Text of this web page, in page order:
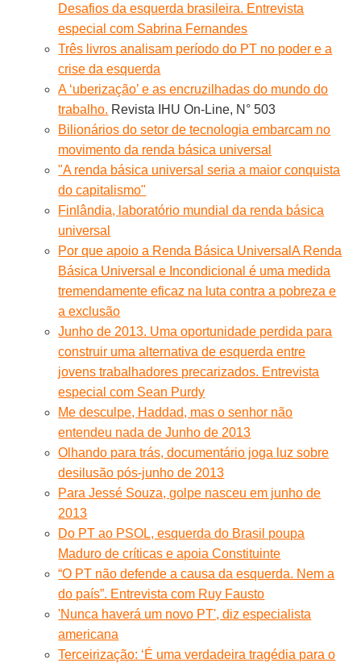
Desafios da esquerda brasileira. Entrevista
especial com Sabrina Fernandes
Três livros analisam período do PT no poder e a
crise da esquerda
A ‘uberização’ e as encruzilhadas do mundo do
trabalho. Revista IHU On-Line, N° 503
Bilionários do setor de tecnologia embarcam no
movimento da renda básica universal
"A renda básica universal seria a maior conquista
do capitalismo"
Finlândia, laboratório mundial da renda básica
universal
Por que apoio a Renda Básica UniversalA Renda
Básica Universal e Incondicional é uma medida
tremendamente eficaz na luta contra a pobreza e
a exclusão
Junho de 2013. Uma oportunidade perdida para
construir uma alternativa de esquerda entre
jovens trabalhadores precarizados. Entrevista
especial com Sean Purdy
Me desculpe, Haddad, mas o senhor não
entendeu nada de Junho de 2013
Olhando para trás, documentário joga luz sobre
desilusão pós-junho de 2013
Para Jessé Souza, golpe nasceu em junho de
2013
Do PT ao PSOL, esquerda do Brasil poupa
Maduro de críticas e apoia Constituinte
“O PT não defende a causa da esquerda. Nem a
do país”. Entrevista com Ruy Fausto
'Nunca haverá um novo PT', diz especialista
americana
Terceirização: ‘É uma verdadeira tragédia para o